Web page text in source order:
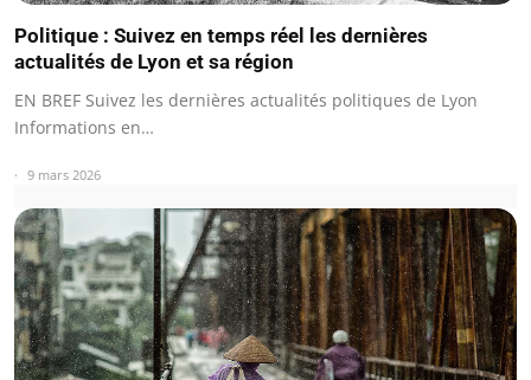
Politique : Suivez en temps réel les dernières
actualités de Lyon et sa région
EN BREF Suivez les dernières actualités politiques de Lyon
Informations en…
9 mars 2026